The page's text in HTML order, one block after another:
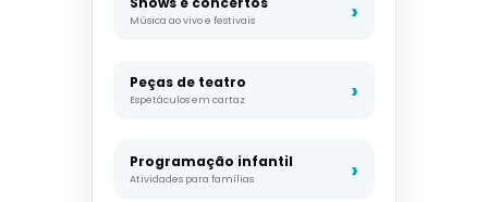
Música ao vivo e festivais
Peças de teatro
Espetáculos em cartaz
Programação infantil
Atividades para famílias